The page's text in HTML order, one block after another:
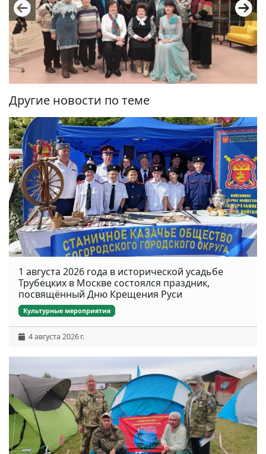
Другие новости по теме
1 августа 2026 года в исторической усадьбе
Трубецких в Москве состоялся праздник,
посвящённый Дню Крещения Руси
Культурные мероприятия
4 августа 2026 г.